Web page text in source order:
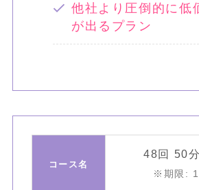
他社より圧倒的に低
が出るプラン
コース名
48回 50
※期限: